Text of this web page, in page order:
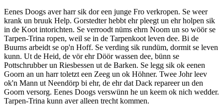
Eenes Doogs aver harr sik dor een junge Fro verkropen. Se weer
krank un bruuk Help. Gorstedter hebbt ehr pleegt un ehr holpen sik
in de Koot intorichten. Se verroodt nüms ehrn Noom un so wöör se
Tarpen-Trina ropen, weil se in de Tarpenkoot leven dee. Bi de
Buurns arbeidt se op'n Hoff. Se verding sik rundüm, dormit se leven
kunn. Ut de Heid, de vör ehr Döör wassen dee, bünn se
Pottschrubber un Riesbessen ut de Barken. Se legg sik ok eenen
Goorn an un harr toletzt een Zeeg un ok Höhner. Twee Johr leev
ok'n Mann ut Neendörp bi ehr, de ehr dat Dack repareer un den
Goorn versorg. Eenes Doogs verswünn he un keem ok nich wedder.
Tarpen-Trina kunn aver alleen trecht kommen.